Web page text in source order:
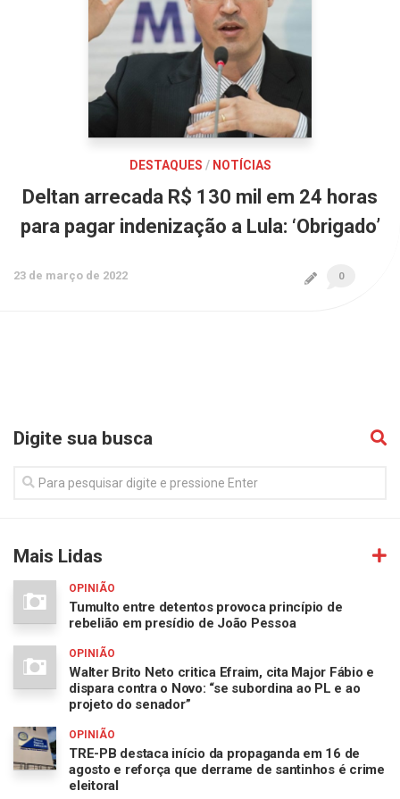
DESTAQUES / NOTÍCIAS
Deltan arrecada R$ 130 mil em 24 horas
para pagar indenização a Lula: ‘Obrigado’
0
23 de março de 2022
Digite sua busca
Mais Lidas
OPINIÃO
Tumulto entre detentos provoca princípio de
rebelião em presídio de João Pessoa
OPINIÃO
Walter Brito Neto critica Efraim, cita Major Fábio e
dispara contra o Novo: “se subordina ao PL e ao
projeto do senador”
OPINIÃO
TRE-PB destaca início da propaganda em 16 de
agosto e reforça que derrame de santinhos é crime
eleitoral